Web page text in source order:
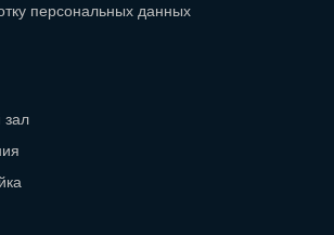
персональных данных
зал